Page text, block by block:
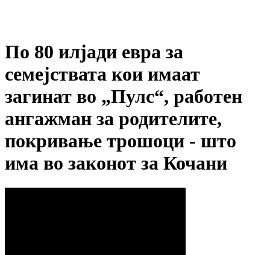
По 80 илјади евра за
семејствата кои имаат
загинат во „Пулс“, работен
ангажман за родителите,
покривање трошоци - што
има во законот за Кочани